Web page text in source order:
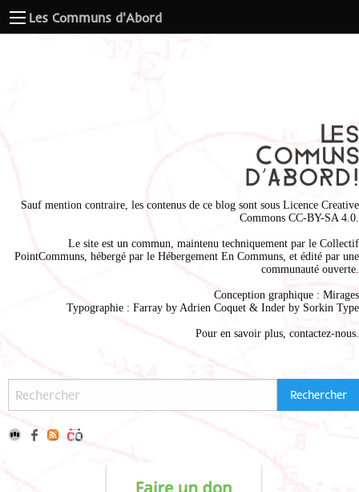
Les Communs d'Abord
Sauf mention contraire, les contenus de ce blog sont sous Licence Creative
Commons CC-BY-SA 4.0
Le site est un commun, maintenu techniquement par le Collectif
PointCommuns , hébergé par le Hébergement En Communs , et édité par une
communauté ouverte.
Conception graphique : Mirages
Typographie : Farray by Adrien Coquet & Inder by Sorkin Type
Pour en savoir plus, contactez-nous